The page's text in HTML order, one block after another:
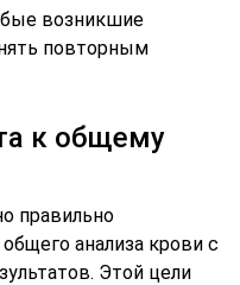
возникшие
повторным
к общему
правильно
анализа крови с
Этой цели